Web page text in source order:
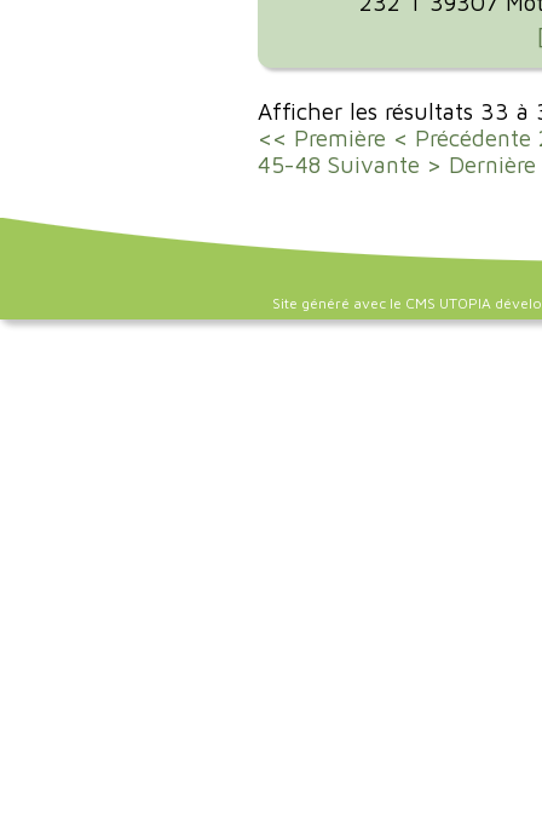
Afficher les résultats 33 à
<< Première < Précédente
45-48 Suivante >
Site généré avec le CMS UTOPIA